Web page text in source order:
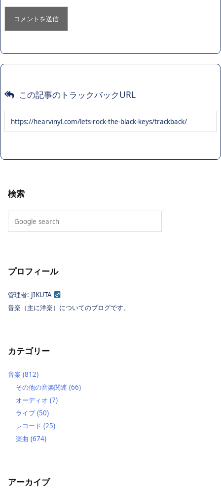
この記事のトラックバックURL
検索
プロフィール
管理者: JIKUTA
音楽（主に洋楽）についてのブログです。
カテゴリー
音楽 (812)
その他の音楽関連 (66)
オーディオ (7)
ライブ (50)
レコード (25)
楽曲 (674)
アーカイブ